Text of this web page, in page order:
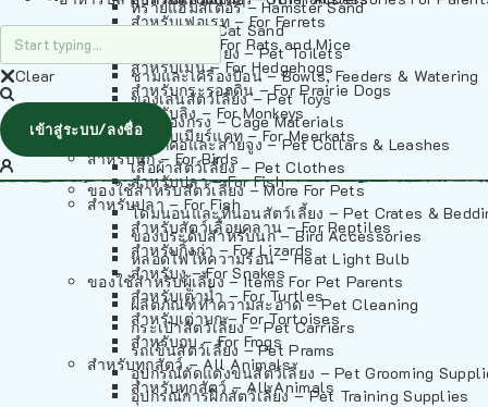
ทรายแฮมสเตอร์ – Hamster Sand
ทรายแมว – Cat Sand
ห้องน้ำสัตว์เลี้ยง – Pet Toilets
ชามและเครื่องป้อน – Bowls, Feeders & Watering
ของเล่นสัตว์เลี้ยง – Pet Toys
วัสดุรองกรง – Cage Materials
ปลอกคอและสายจูง – Pet Collars & Leashes
เสื้อผ้าสัตว์เลี้ยง – Pet Clothes
ของใช้สำหรับสัตว์เลี้ยง – More For Pets
โดมนอนและที่นอนสัตว์เลี้ยง – Pet Crates &
ของประดับสำหรับนก – Bird Accessories
หลอดไฟให้ความร้อน – Heat Light Bulb
ของใช้สำหรับผู้เลี้ยง – Items For Pet Parents
ผลิตภัณฑ์ทำความสะอาด – Pet Cleaning
กระเป๋าสัตว์เลี้ยง – Pet Carriers
รถเข็นสัตว์เลี้ยง – Pet Prams
อุปกรณ์ตัดแต่งขนสัตว์เลี้ยง – Pet Grooming
อุปกรณ์การฝึกสัตว์เลี้ยง – Pet Training Supplies
สำหรับเฟอเรท – For Ferrets
สำหรับหนู – For Rats and Mice
สำหรับเม่น – For Hedgehogs
สำหรับกระรอกดิน – For Prairie Dogs
สำหรับลิง – For Monkeys
สำหรับเมียร์แคท – For Meerkats
สำหรับนก – For Birds
สำหรับปลา – For Fish
สำหรับปลา – For Fish
สำหรับสัตว์เลื้อยคลาน – For Reptiles
สำหรับกิ้งก่า – For Lizards
สำหรับงู – For Snakes
สำหรับเต่าน้ำ – For Turtles
สำหรับเต่าบก – For Tortoises
สำหรับกบ – For Frogs
สำหรับทุกสัตว์ – All Animals
สำหรับทุกสัตว์ – All Animals
Clear
เข้าสู่ระบบ/ลงชื่อ